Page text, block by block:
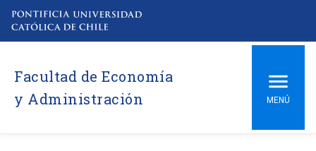
Facultad de Economía
y Administración
MENÚ